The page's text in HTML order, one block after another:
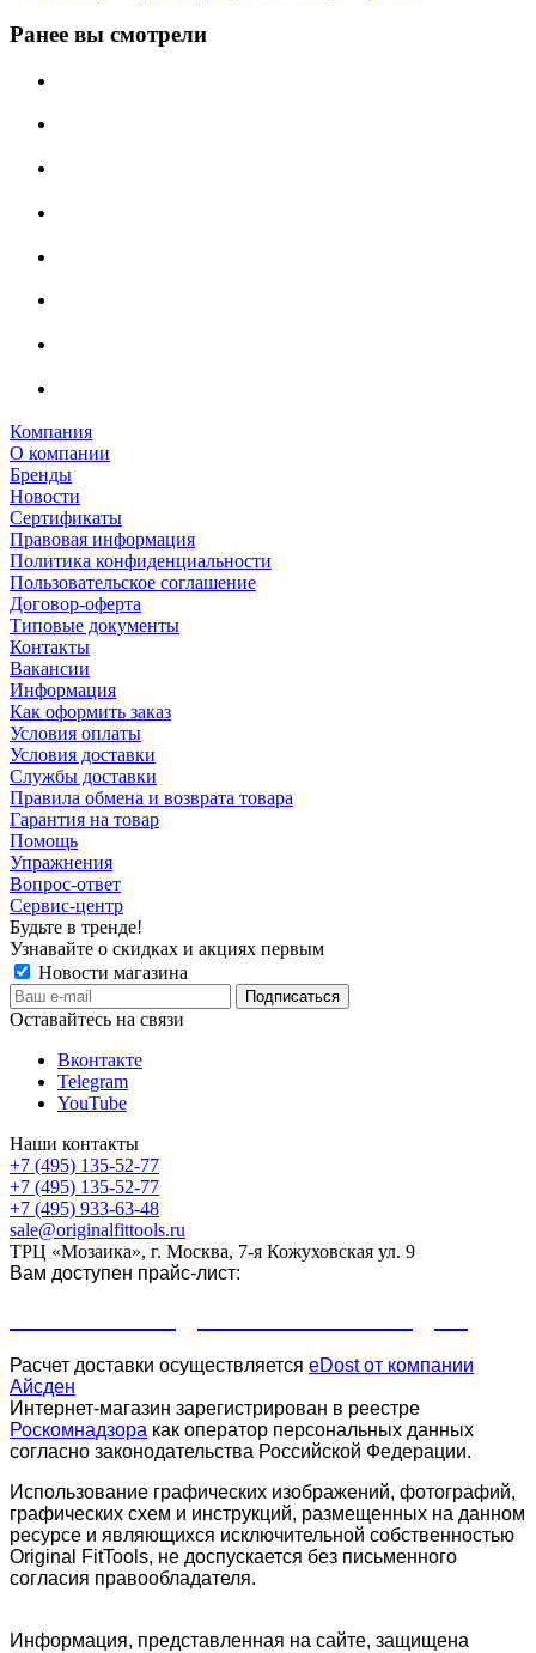
Ранее вы смотрели
Компания
О компании
Бренды
Новости
Сертификаты
Правовая информация
Политика конфиденциальности
Пользовательское соглашение
Договор-оферта
Типовые документы
Контакты
Вакансии
Информация
Как оформить заказ
Условия оплаты
Условия доставки
Службы доставки
Правила обмена и возврата товара
Гарантия на товар
Помощь
Упражнения
Вопрос-ответ
Сервис-центр
Будьте в тренде!
Узнавайте о скидках и акциях первым
Новости магазина
Оставайтесь на связи
Вконтакте
Telegram
YouTube
Наши контакты
+7 (495) 135-52-77
+7 (495) 135-52-77
+7 (495) 933-63-48
sale@originalfittools.ru
ТРЦ «Мозаика», г. Москва, 7-я Кожуховская ул. 9
Вам доступен прайс-лист:
Расчет доставки осуществляется eDost от компании
Айсден
Интернет-магазин зарегистрирован в реестре
Роскомнадзора как оператор персональных данных
согласно законодательства Российской Федерации.
Использование графических изображений, фотографий,
графических схем и инструкций, размещенных на данном
ресурсе и являющихся исключительной собственностью
Original FitTools, не доспускается без письменного
согласия правообладателя.
Информация, представленная на сайте, защищена